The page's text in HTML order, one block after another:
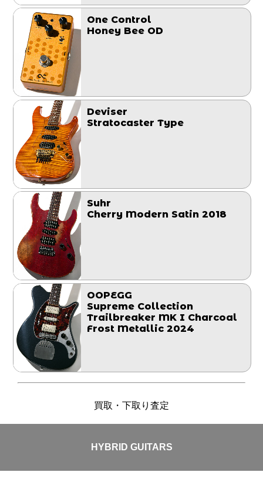
One Control
Honey Bee OD
Deviser
Stratocaster Type
Suhr
Cherry Modern Satin 2018
OOPEGG
Supreme Collection
Trailbreaker MK I Charcoal
Frost Metallic 2024
買取・下取り査定
HYBRID GUITARS